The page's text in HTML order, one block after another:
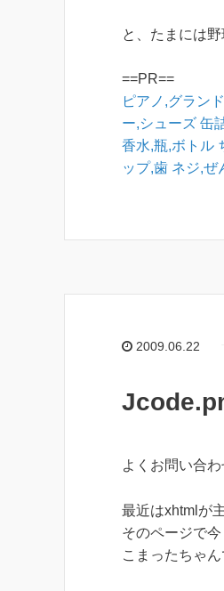
と、たまには
==PR==
ピアノ,グラン
ー,シューズ 缶
香水,瓶,ボトル
ップ,歯 ネジ,ぜ
2009.06.22
よくお問い合
最近はxhtmlが
そのページで
こまったちゃん